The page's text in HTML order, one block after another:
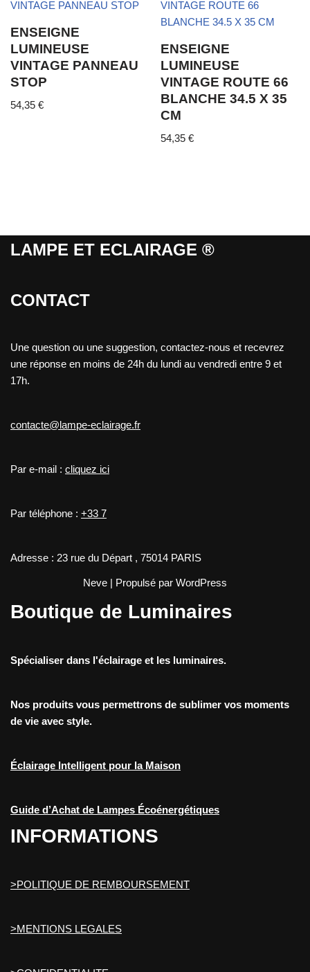
ENSEIGNE
LUMINEUSE
VINTAGE PANNEAU
STOP
54,35 €
ENSEIGNE
LUMINEUSE
VINTAGE ROUTE 66
BLANCHE 34.5 X 35
CM
54,35€
LAMPE ET ECLAIRAGE ®
CONTACT
Une question ou une suggestion, contactez-nous et recevrez
une réponse en moins de 24h du lundi au vendredi entre 9 et
17h.
contacte@lampe-eclairage.fr
Par e-mail : cliquez ici
Par téléphone : +33 7
Adresse : 23 rue du Départ , 75014 PARIS
Neve | Propulsé par WordPress
Boutique de Luminaires
Spécialiser dans l'éclairage et les luminaires.
Nos produits vous permettrons de sublimer vos moments
de vie avec style.
Éclairage Intelligent pour la Maison
Guide d’Achat de Lampes Écoénergétiques
INFORMATIONS
>POLITIQUE DE REMBOURSEMENT
>MENTIONS LEGALES